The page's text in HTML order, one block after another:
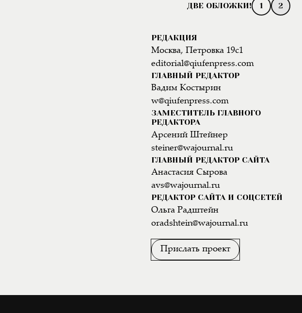
1 2
РЕДАКЦИЯ
Москва, Петровка 19с1
editorial@qiufenpress.com
ГЛАВНЫЙ РЕДАКТОР
Вадим Костырин
w@qiufenpress.com
ЗАМЕСТИТЕЛЬ ГЛАВНОГО
РЕДАКТОРА
Арсений Штейнер
steiner@wajournal.ru
ГЛАВНЫЙ РЕДАКТОР САЙТА
Анастасия Сырова
avs@wajournal.ru
РЕДАКТОР САЙТА И СОЦСЕТЕЙ
Ольга Радштейн
oradshtein@wajournal.ru
Прислать проект